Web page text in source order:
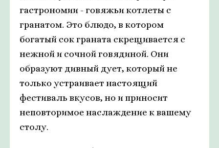
гастрономии - говяжьи котлеты с
гранатом. Это блюдо, в котором
богатый сок граната скрещивается с
нежной и сочной говядиной. Они
образуют дивный дует, который не
только устраивает настоящий
фестиваль вкусов, но и приносит
неповторимое наслаждение к вашему
столу.